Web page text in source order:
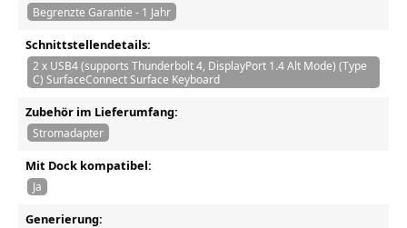
Begrenzte Garantie - 1 Jahr
Schnittstellendetails:
2 x USB4 (supports Thunderbolt 4, DisplayPort 1.4 Alt Mode) (Type
C) SurfaceConnect Surface Keyboard
Zubehör im Lieferumfang:
Stromadapter
Mit Dock kompatibel:
Ja
Generierung: